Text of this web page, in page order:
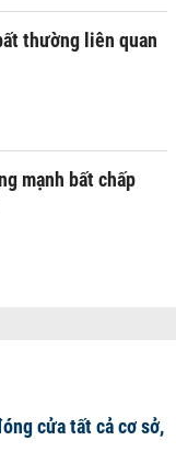
thường liên quan
mạnh bất chấp
cửa tất cả cơ sở,